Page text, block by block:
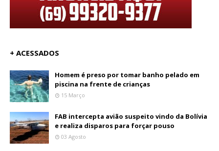
+ ACESSADOS
Homem é preso por tomar banho pelado em
piscina na frente de crianças
15 Março
FAB intercepta avião suspeito vindo da Bolívia
e realiza disparos para forçar pouso
03 Agosto